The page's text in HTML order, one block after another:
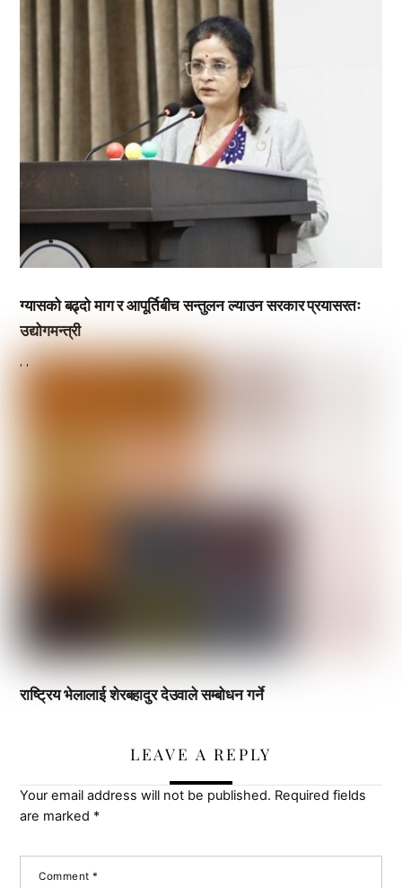
ग्यासको बढ्दो माग र आपूर्तिबीच सन्तुलन ल्याउन सरकार प्रयासरतः
उद्योगमन्त्री
, ,
राष्ट्रिय भेलालाई शेरबहादुर देउवाले सम्बोधन गर्ने
LEAVE A REPLY
Your email address will not be published. Required fields
are marked *
Comment*